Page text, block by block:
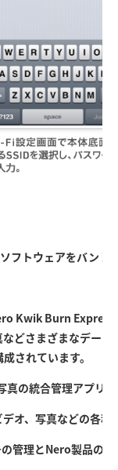
フトウェアをバンド
Kwik Burn
どさまざまなデー
されています。
真の統合管理アプリ
オ、写真などの各
管理とNero製品のア